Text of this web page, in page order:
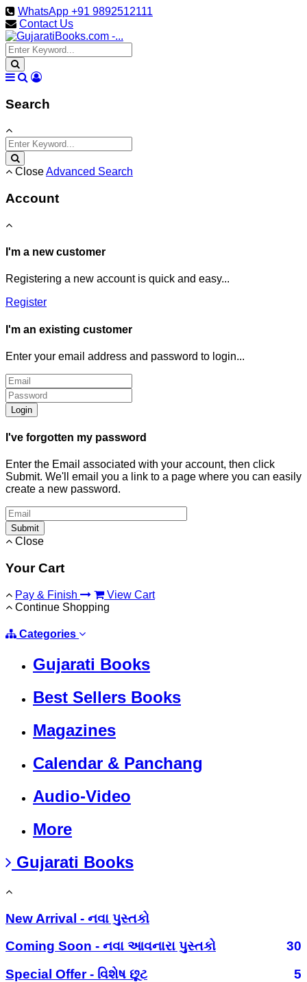
WhatsApp +91 9892512111
Contact Us
Search
CloseAdvanced Search
Account
I'm a new customer
Registering a new account is quick and easy...
Register
I'm an existing customer
Enter your email address and password to login...
Login
I've forgotten my password
Enter the Email associated with your account, then click
Submit. We'll email you a link to a page where you can easily
create a new password.
Submit
Close
Your Cart
Pay & Finish
View Cart
Continue Shopping
Categories
Gujarati Books
Best Sellers Books
Magazines
Calendar & Panchang
Audio-Video
More
Gujarati Books
New Arrival - નવા પુસ્તકો
Coming Soon - નવા આવનારા પુસ્તકો
30
Special Offer - વિશેષ છૂટ
5